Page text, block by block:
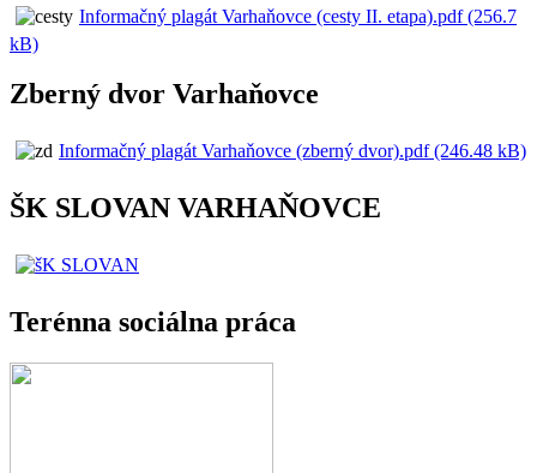
Informačný plagát Varhaňovce (cesty II. etapa).pdf (256.7
kB)
Zberný dvor Varhaňovce
Informačný plagát Varhaňovce (zberný dvor).pdf (246.48 kB)
ŠK SLOVAN VARHAŇOVCE
Terénna sociálna práca